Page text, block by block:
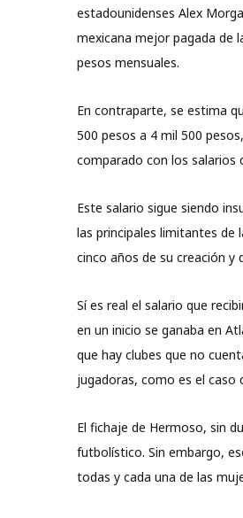
estadounidenses Alex
mexicana mejor pagada de
pesos mensuales.
En contraparte, se estima
500 pesos a 4 mil 500
comparado con los salarios
Este salario sigue siendo
las principales limitantes de
cinco años de su creación
Sí es real el salario que
en un inicio se ganaba en
que hay clubes que no
jugadoras, como es el caso
El fichaje de Hermoso, sin
futbolístico. Sin embargo,
todas y cada una de las